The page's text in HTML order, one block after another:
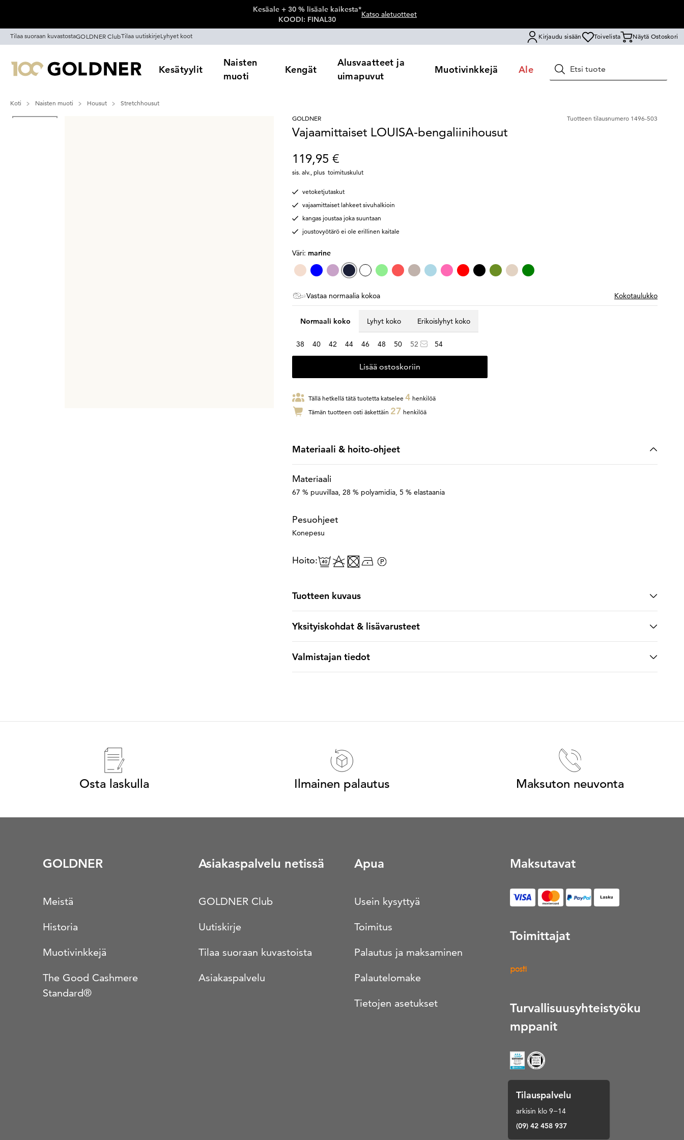
Kesäale + 30 % lisäale kaikesta*
KOODI: FINAL30
Katso aletuotteet
Tilaa suoraan kuvastostaGOLDNER ClubTilaa uutiskirjeLyhyet koot Kirjaudu sisään Toivelista Näytä Ostoskori
Kesätyylit
Naisten
muoti
Kengät
Alusvaatteet ja
uimapuvut
Muotivinkkejä Ale Hae
Koti Naisten muoti Housut
Stretchhousut
GOLDNER
Tuotteen tilausnumero 1496-503
Vajaamittaiset LOUISA-bengaliinihousut
119,95 €
sis. alv., plus toimituskulut
vetoketjutaskut
vajaamittaiset lahkeet sivuhalkioin
kangas joustaa joka suuntaan
joustovyötärö ei ole erillinen kaitale
Väri: marine
Vastaa normaalia kokoa Kokotaulukko
Normaali koko Lyhyt koko Erikoislyhyt koko
38 40 42 44 46 48 50 52 54
Lisää ostoskoriin
Tällä hetkellä tätä tuotetta katselee 4 henkilöä
Tämän tuotteen osti äskettäin 27 henkilöä
Materiaali & hoito-ohjeet
Materiaali
67 % puuvillaa, 28 % polyamidia, 5 % elastaania
Pesuohjeet
Konepesu
Hoito:
Tuotteen kuvaus
Yksityiskohdat & lisävarusteet
Valmistajan tiedot
Osta laskulla Ilmainen palautus Maksuton neuvonta
GOLDNER
Meistä
Historia
Muotivinkkejä
The Good Cashmere
Standard®
Asiakaspalvelu netissä
GOLDNER Club
Uutiskirje
Tilaa suoraan kuvastoista
Asiakaspalvelu
Apua
Usein kysyttyä
Toimitus
Palautus ja maksaminen
Palautelomake
Tietojen asetukset
Maksutavat
Lasku (Avautuu uuteen
Toimittajat
Turvallisuusyhteistyöku
mppanit
Tilauspalvelu
arkisin klo 9−14
(09) 42 458 937